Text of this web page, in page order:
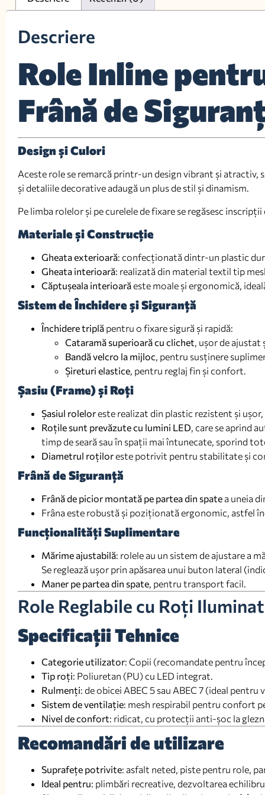
Descriere
Role Inline
Frână de
Design și Culori
Aceste role se remarcă printr-un design vibrant și atractiv,
și detaliile decorative adaugă un plus de stil și dinamism.
Pe limba rolelor și pe curelele de fixare se regăsesc
Materiale și Construcție
Gheata exterioară: confecționată dintr-un plastic
Gheata interioară: realizată din material textil tip
Căptușeala interioarăeste moale și ergonomică,
Sistem de Închidere și Siguranță
Închidere triplă pentru o fixare sigură și rapidă:
Cataramă superioară cu clichet, ușor de ajustat
Bandă velcro la mijloc, pentru susținere
Șireturi elastice, pentru reglaj fin și confort.
Șasiu (Frame) și Roți
Șasiul roleloreste realizat din plastic rezistent și
Roțile sunt prevăzute cu lumini LED, care se aprind
timp de seară sau în spații mai întunecate, sporind
Diametrul roțiloreste potrivit pentru stabilitate și
Frână de Siguranță
Frână de picior montată pe partea din spate a uneia
Frâna este robustă și poziționată ergonomic, astfel
Funcționalități Suplimentare
Mărime ajustabilă: rolele au un sistem de ajustare a
Se reglează ușor prin apăsarea unui buton lateral
Maner pe partea din spate, pentru transport facil.
Role Reglabile cu Roți
Specificații Tehnice
Categorie utilizator: Copii (recomandate pentru
Tip roți: Poliuretan (PU) cu LED integrat.
Rulmenți: de obicei ABEC 5 sau ABEC 7 (ideal
Sistem de ventilație: mesh respirabil pentru confort
Nivel de confort: ridicat, cu protecții anti-șoc la
Recomandări de utilizare
Suprafețe potrivite: asfalt neted, piste pentru role,
Ideal pentru: plimbări recreative, dezvoltarea